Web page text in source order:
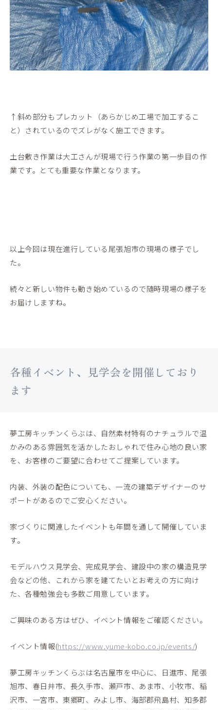
↑斜め部分もプレカット（あらかじめ工場で加工するこ
と）されているのでズレがなく施工できます。
土台敷き作業は大工さんが現場で行う作業の第一歩目の作
業です。とても重要な作業となります。
以上今回は現在進行している尾張旭市の現場の様子でし
た。
続々と新しい物件も動き始めているので随時現場の様子を
お届けしますね。
各種イベント、見学会を開催しており
ます
夢工房キッチンくらぶは、自然素材特有のナチュラルで温
かみのある雰囲気を活かしたおしゃれで住み心地の良い家
を、お客様のご要望に合わせてご提案しています。
内装、外装の配色についても、一流の建築デザイナーのサ
ポートがあるのでご安心ください。
家づくりに関連したイベントも年間を通して開催していま
す。
モデルハウス見学会、完成見学会、建設中の家の構造見学
会などの他、これから家を建てたいとお考えの方に向け
た、各種勉強会も多数ご用意しています。
ご興味のある方はぜひ、イベント情報をご確認ください。
イベント情報(https://www.yume-kobo.co.jp/events/)
夢工房キッチンくらぶは名古屋市を中心に、日進市、尾張
旭市、春日井市、長久手市、瀬戸市、あま市、小牧市、稲
沢市、一宮市、東郷町、みよし市、海部郡飛島村、知多郡